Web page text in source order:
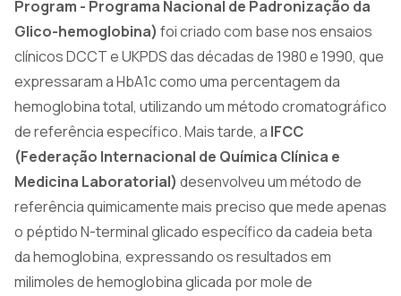
Program - Programa Nacional de Padronização da
Glico-hemoglobina) foi criado com base nos ensaios
clínicos DCCT e UKPDS das décadas de 1980 e 1990, que
expressaram a HbA1c como uma percentagem da
hemoglobina total, utilizando um método cromatográfico
de referência específico. Mais tarde, a IFCC
(Federação Internacional de Química Clínica e
Medicina Laboratorial) desenvolveu um método de
referência quimicamente mais preciso que mede apenas
o péptido N-terminal glicado específico da cadeia beta
da hemoglobina, expressando os resultados em
milimoles de hemoglobina glicada por mole de